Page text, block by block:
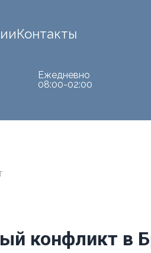
Контакты
Ежедневно
08:00-02:00
конфликт в